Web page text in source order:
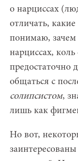
о нарциссах
отличать,
понимаю, зачем
нарциссах,
предостаточно
общаться с
солипсистом,
лишь как
Но вот,